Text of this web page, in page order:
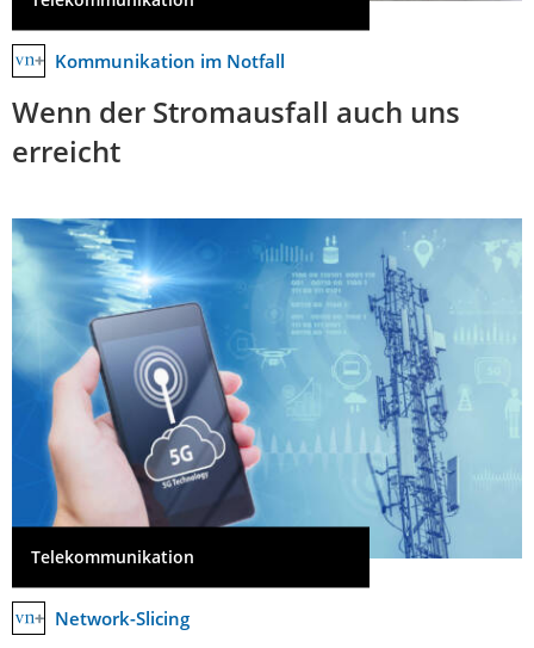
Kommunikation im Notfall
Wenn der Stromausfall auch uns
erreicht
Telekommunikation
Network-Slicing